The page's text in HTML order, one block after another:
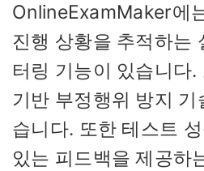
OnlineExamMaker에
진행 상황을 추적하는
터링 기능이 있습니다
기반 부정행위 방지 기
습니다. 또한 테스트
있는 피드백을 제공하